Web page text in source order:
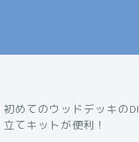
DIY
初めてのウッドデッキの
立てキットが便利！